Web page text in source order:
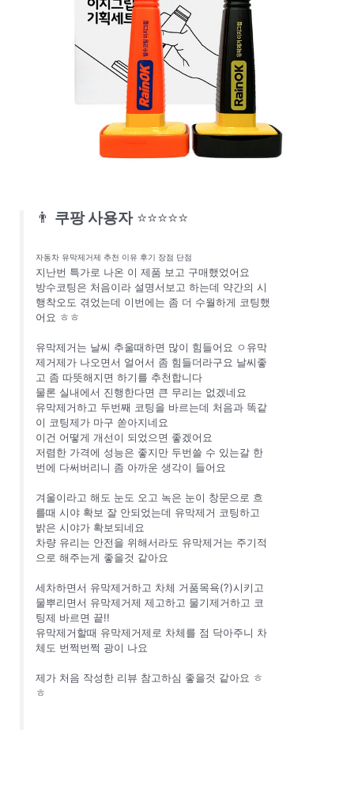
👨 쿠팡 사용자 ⭐⭐⭐⭐⭐
자동차 유막제거제 추천 이유 후기 장점 단점
지난번 특가로 나온 이 제품 보고 구매했었어요
방수코팅은 처음이라 설명서보고 하는데 약간의 시
행착오도 겪었는데 이번에는 좀 더 수월하게 코팅했
어요 ㅎㅎ
유막제거는 날씨 추울때하면 많이 힘들어요 ㅇ유막
제거제가 나오면서 얼어서 좀 힘들더라구요 날씨좋
고 좀 따뜻해지면 하기를 추천합니다
물론 실내에서 진행한다면 큰 무리는 없겠네요
유막제거하고 두번째 코팅을 바르는데 처음과 똑같
이 코팅제가 마구 쏟아지네요
이건 어떻게 개선이 되었으면 좋겠어요
저렴한 가격에 성능은 좋지만 두번쓸 수 있는갈 한
번에 다써버리니 좀 아까운 생각이 들어요
겨울이라고 해도 눈도 오고 녹은 눈이 창문으로 흐
를때 시야 확보 잘 안되었는데 유막제거 코팅하고
밝은 시야가 확보되네요
차량 유리는 안전을 위해서라도 유막제거는 주기적
으로 해주는게 좋을것 같아요
세차하면서 유막제거하고 차체 거품목욕(?)시키고
물뿌리면서 유막제거제 제고하고 물기제거하고 코
팅제 바르면 끝!!
유막제거할때 유막제거제로 차체를 점 닥아주니 차
체도 번쩍번쩍 광이 나요
제가 처음 작성한 리뷰 참고하심 좋을것 같아요 ㅎ
ㅎ